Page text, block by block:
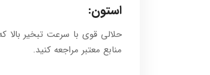
استون:
حلالی قوی با سرعت تبخیر بالا
منابع معتبر مراجعه کنید.